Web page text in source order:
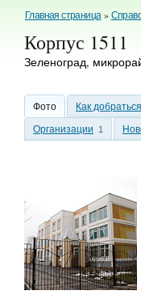
Главная страница »
Корпус 1511
Зеленоград,
Фото Как добраться
Организации
1